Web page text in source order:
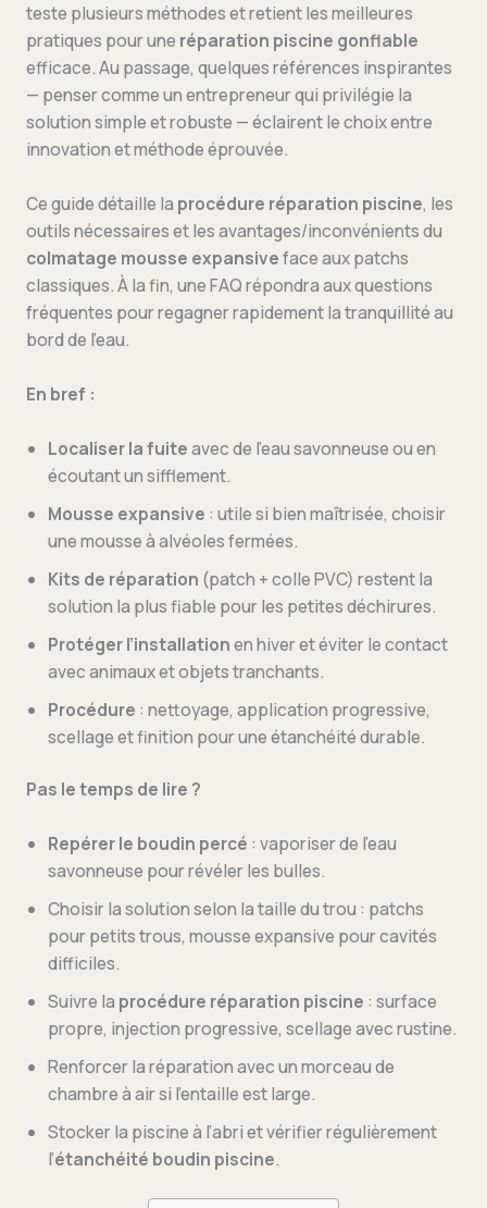
teste plusieurs méthodes et retient les meilleures
pratiques pour une réparation piscine gonflable
efficace. Au passage, quelques références inspirantes
— penser comme un entrepreneur qui privilégie la
solution simple et robuste — éclairent le choix entre
innovation et méthode éprouvée.
Ce guide détaille la procédure réparation piscine, les
outils nécessaires et les avantages/inconvénients du
colmatage mousse expansiveface aux patchs
classiques. À la fin, une FAQ répondra aux questions
fréquentes pour regagner rapidement la tranquillité au
bord de l’eau.
En bref :
Localiser la fuiteavec de l’eau savonneuse ou en
écoutant un sifflement.
Mousse expansive : utile si bien maîtrisée, choisir
une mousse à alvéoles fermées.
Kits de réparation (patch + colle PVC) restent la
solution la plus fiable pour les petites déchirures.
Protéger l’installationen hiver et éviter le contact
avec animaux et objets tranchants.
Procédure : nettoyage, application progressive,
scellage et finition pour une étanchéité durable.
Pas le temps de lire ?
Repérer le boudin percé : vaporiser de l’eau
savonneuse pour révéler les bulles.
Choisir la solution selon la taille du trou : patchs
pour petits trous, mousse expansive pour cavités
difficiles.
Suivre la procédure réparation piscine : surface
propre, injection progressive, scellage avec rustine.
Renforcer la réparation avec un morceau de
chambre à air si l’entaille est large.
Stocker la piscine à l’abri et vérifier régulièrement
l’étanchéité boudin piscine.